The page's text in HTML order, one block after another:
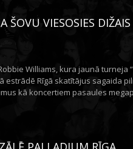
ŠOVU VIESOSIES
Williams, kura jaunā turneja
Rīgā skatītājus sagaida
kā koncertiem pasaules